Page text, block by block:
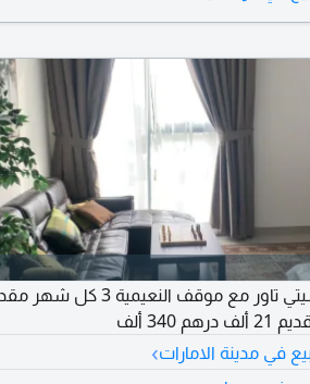
ألف
في مدينة الامارات›